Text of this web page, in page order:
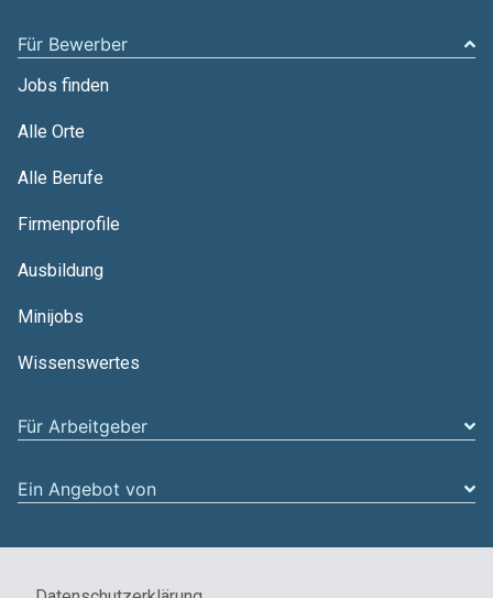
Für Bewerber
Jobs finden
Alle Orte
Alle Berufe
Firmenprofile
Ausbildung
Minijobs
Wissenswertes
Für Arbeitgeber
Ein Angebot von